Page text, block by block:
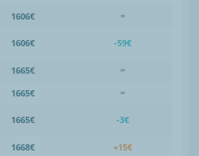
1606€
=
1606€ -59€
1665€
=
1665€
=
1665€ -3€
1668€ +15€